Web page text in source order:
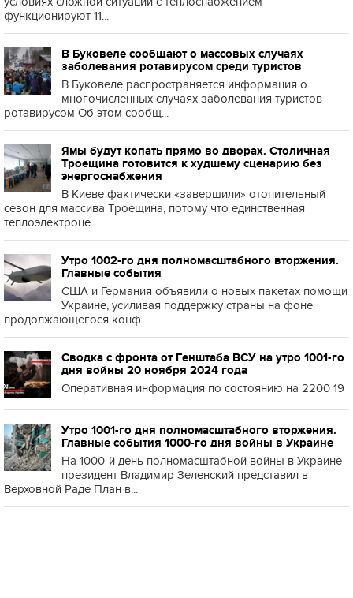
функционируют 11...
В Буковеле сообщают о массовых случаях
заболевания ротавирусом среди туристов
В Буковеле распространяется информация о
многочисленных случаях заболевания туристов
ротавирусом Об этом сообщ...
Ямы будут копать прямо во дворах. Столичная
Троещина готовится к худшему сценарию без
энергоснабжения
В Киеве фактически «завершили» отопительный
сезон для массива Троещина, потому что единственная
теплоэлектроце...
Утро 1002-го дня полномасштабного вторжения.
Главные события
США и Германия объявили о новых пакетах помощи
Украине, усиливая поддержку страны на фоне
продолжающегося конф...
Сводка с фронта от Генштаба ВСУ на утро 1001-го
дня войны 20 ноября 2024 года
Оперативная информация по состоянию на 2200 19
Утро 1001-го дня полномасштабного вторжения.
Главные события 1000-го дня войны в Украине
На 1000-й день полномасштабной войны в Украине
президент Владимир Зеленский представил в
Верховной Раде План в...